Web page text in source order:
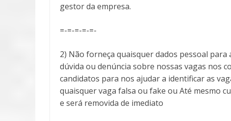
gestor da empresa.
=-=-=-=-=-
2) Não forneça quaisquer dados pessoal para
dúvida ou denúncia sobre nossas vagas nos
candidatos para nos ajudar a identificar as
quaisquer vaga falsa ou fake ou Até mesmo
e será removida de imediato